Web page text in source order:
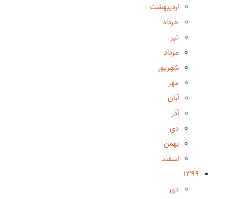
اردیبهشت
خرداد
تیر
مرداد
شهریور
مهر
آبان
آذر
دی
بهمن
اسفند
1399
دی